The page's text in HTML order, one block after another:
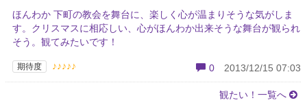
ほんわか 下町の教会を舞台に、楽しく心が温まりそうな気がしま
す。クリスマスに相応しい、心がほんわか出来そうな舞台が観られ
そう。観てみたいです！
期待度 ♪♪♪♪♪ 0 2013/12/15 07:03
観たい！一覧へ